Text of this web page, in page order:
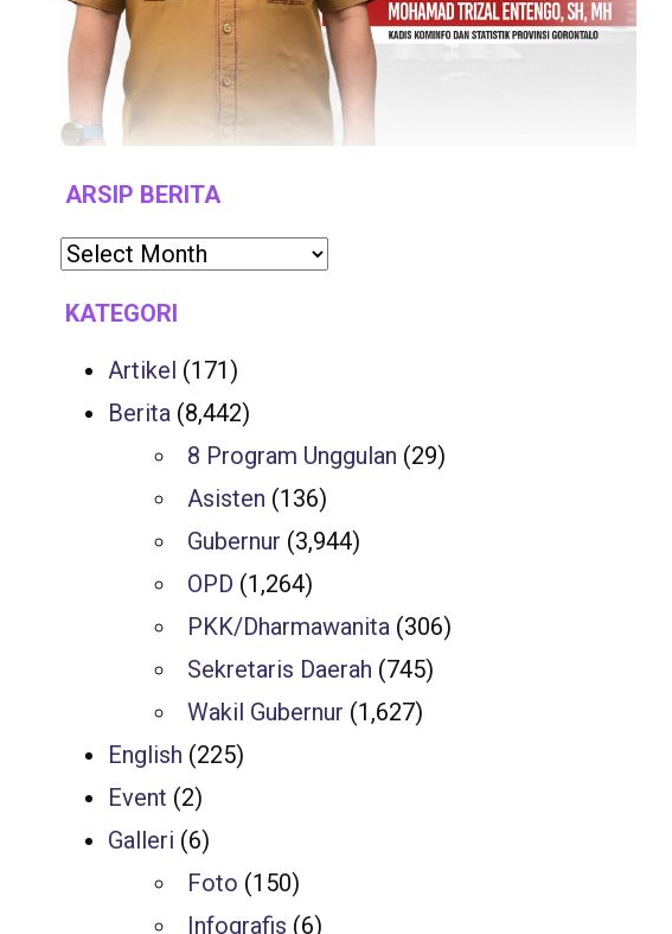
ARSIP BERITA
KATEGORI
Artikel (171)
Berita (8,442)
8 Program Unggulan (29)
Asisten (136)
Gubernur (3,944)
OPD (1,264)
PKK/Dharmawanita (306)
Sekretaris Daerah (745)
Wakil Gubernur (1,627)
English (225)
Event (2)
Galleri (6)
Foto (150)
Infografis (6)